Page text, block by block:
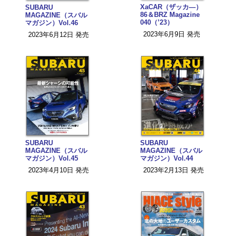
SUBARU
MAGAZINE（スバル
マガジン）Vol.46
2023年6月12日 発売
XaCAR（ザッカ—）
86＆BRZ Magazine
040（’23）
2023年6月9日 発売
SUBARU
MAGAZINE（スバル
マガジン）Vol.45
2023年4月10日 発売
SUBARU
MAGAZINE（スバル
マガジン）Vol.44
2023年2月13日 発売